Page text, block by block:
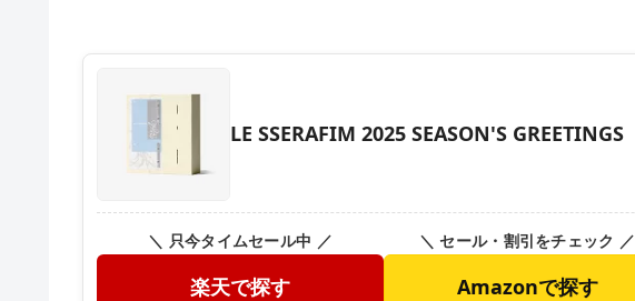
LE SSERAFIM 2025 SEASON'S GREETINGS
＼ 只今タイムセール中 ／
楽天で探す
＼ セール・割引をチェック ／
Amazonで探す